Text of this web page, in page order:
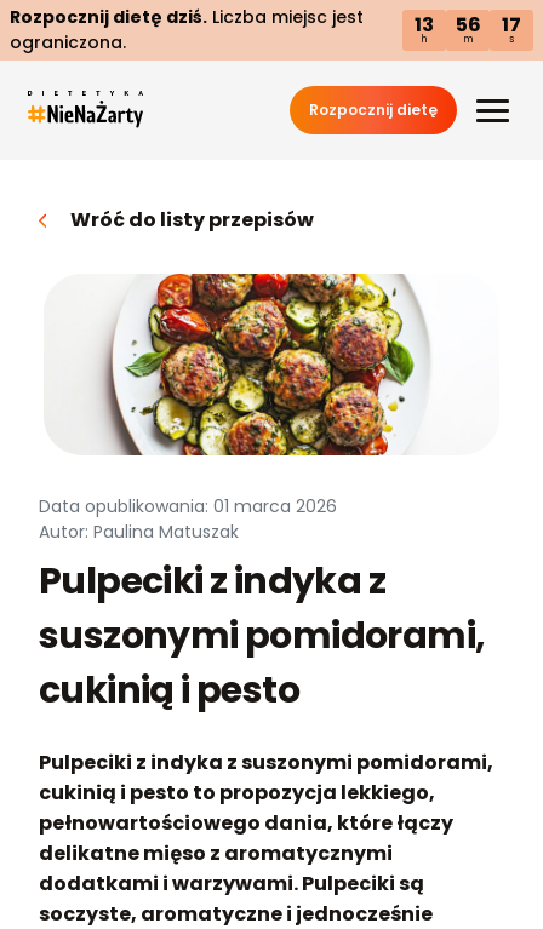
Rozpocznij dietę dziś. Liczba miejsc jest
ograniczona.
13
h
56
m
16
s
Rozpocznij dietę
Wróć do listy przepisów
Data opublikowania: 01 marca 2026
Autor: Paulina Matuszak
Pulpeciki z indyka z
suszonymi pomidorami,
cukinią i pesto
Pulpeciki z indyka z suszonymi pomidorami,
cukinią i pesto to propozycja lekkiego,
pełnowartościowego dania, które łączy
delikatne mięso z aromatycznymi
dodatkami i warzywami. Pulpeciki są
soczyste, aromatyczne i jednocześnie